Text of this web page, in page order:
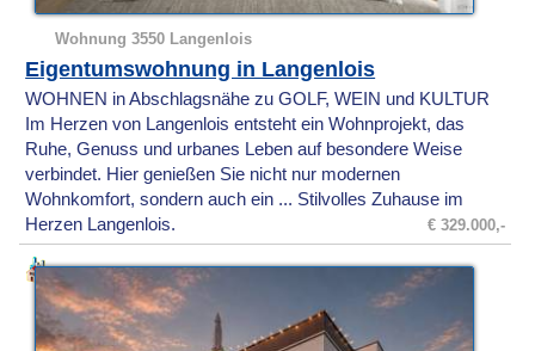
Wohnung 3550 Langenlois
Eigentumswohnung in Langenlois
WOHNEN in Abschlagsnähe zu GOLF, WEIN und KULTUR
Im Herzen von Langenlois entsteht ein Wohnprojekt, das
Ruhe, Genuss und urbanes Leben auf besondere Weise
verbindet. Hier genießen Sie nicht nur modernen
Wohnkomfort, sondern auch ein ... Stilvolles Zuhause im
Herzen Langenlois.
€ 329.000,-